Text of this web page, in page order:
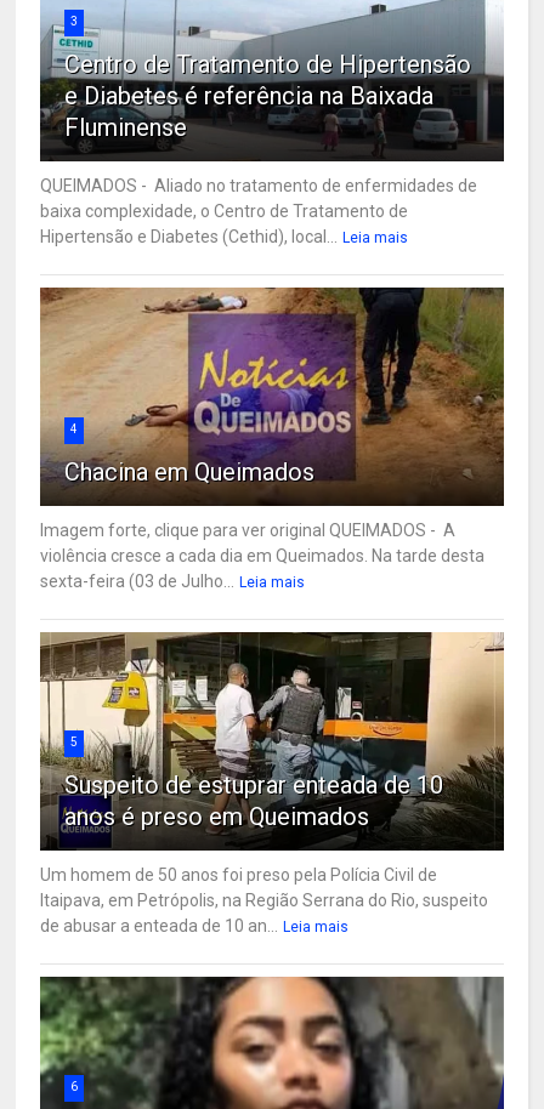
3
Centro de Tratamento de Hipertensão
e Diabetes é referência na Baixada
Fluminense
QUEIMADOS - Aliado no tratamento de enfermidades de
baixa complexidade, o Centro de Tratamento de
Hipertensão e Diabetes (Cethid), local...
Leia mais
4
Chacina em Queimados
Imagem forte, clique para ver original QUEIMADOS - A
violência cresce a cada dia em Queimados. Na tarde desta
sexta-feira (03 de Julho...
Leia mais
5
Suspeito de estuprar enteada de 10
anos é preso em Queimados
Um homem de 50 anos foi preso pela Polícia Civil de
Itaipava, em Petrópolis, na Região Serrana do Rio, suspeito
de abusar a enteada de 10 an...
Leia mais
6